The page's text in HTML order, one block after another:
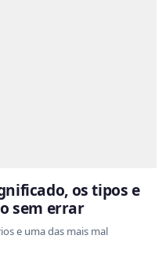
os tipos e
sem errar
e uma das mais mal